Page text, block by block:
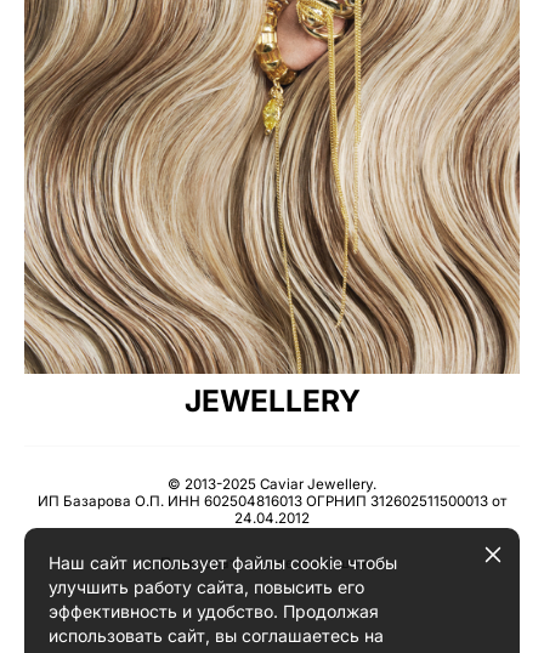
JEWELLERY
© 2013-2025 Caviar Jewellery.
ИП Базарова О.П. ИНН 602504816013 ОГРНИП 312602511500013 от
24.04.2012
Пользовательское соглашение
Наш сайт использует файлы cookie чтобы
улучшить работу сайта, повысить его
эффективность и удобство. Продолжая
использовать сайт, вы соглашаетесь на